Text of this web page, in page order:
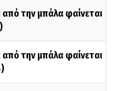
την μπάλα φαίνεται
την μπάλα φαίνεται